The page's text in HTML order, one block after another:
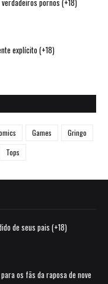
pornos (+18)
explícito (+18)
Games
Gringo
Tops
de seus pais (+18)
os fãs da raposa de nove